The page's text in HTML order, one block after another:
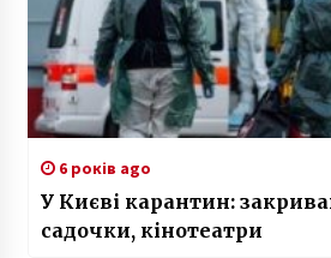
6 років ago
У Києві карантин:
садочки, кінотеатри